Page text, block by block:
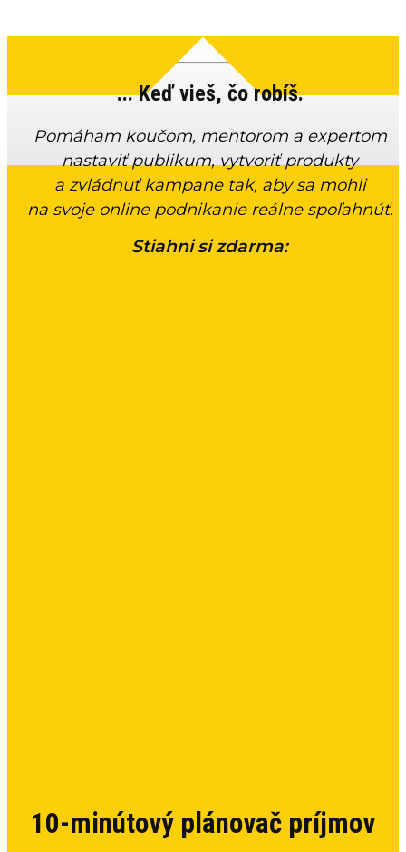
... Keď vieš, čo robíš.
Pomáham koučom, mentorom a expertom
nastaviť publikum, vytvoriť produkty
a zvládnuť kampane tak, aby sa mohli
na svoje online podnikanie reálne spoľahnúť.
Stiahni si zdarma:
10-minútový plánovač príjmov